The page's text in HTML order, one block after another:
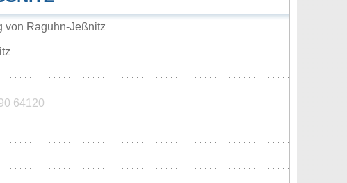
von Raguhn-Jeßnitz
64120